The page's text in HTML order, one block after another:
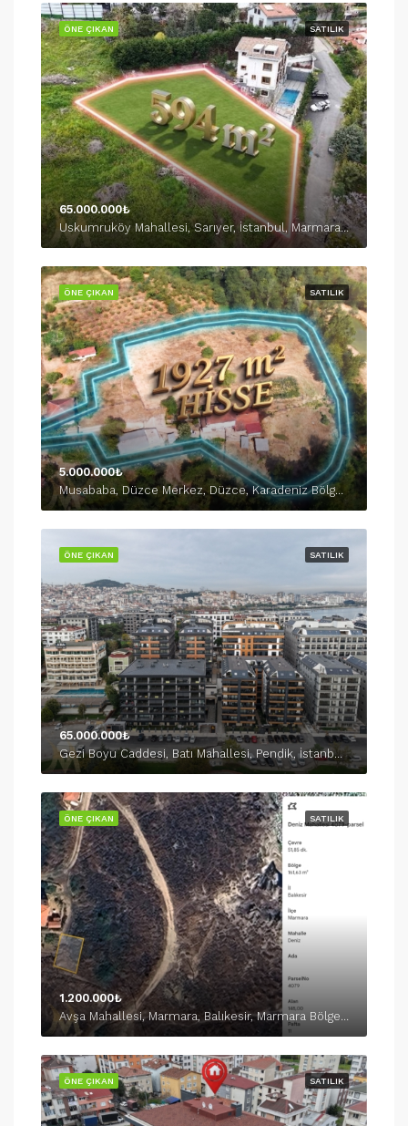
SATILIK
ÖNE ÇIKAN
65.000.000₺
Uskumruköy Mahallesi, Sarıyer, İstanbul, Marmara Bölgesi, 34450, Türkiye
SATILIK
ÖNE ÇIKAN
5.000.000₺
Musababa, Düzce Merkez, Düzce, Karadeniz Bölgesi, 81630, Türkiye
SATILIK
ÖNE ÇIKAN
65.000.000₺
Gezi Boyu Caddesi, Batı Mahallesi, Pendik, İstanbul, Marmara Bölgesi, 34890, Türkiye
SATILIK
ÖNE ÇIKAN
1.200.000₺
Avşa Mahallesi, Marmara, Balıkesir, Marmara Bölgesi, Türkiye
SATILIK
ÖNE ÇIKAN